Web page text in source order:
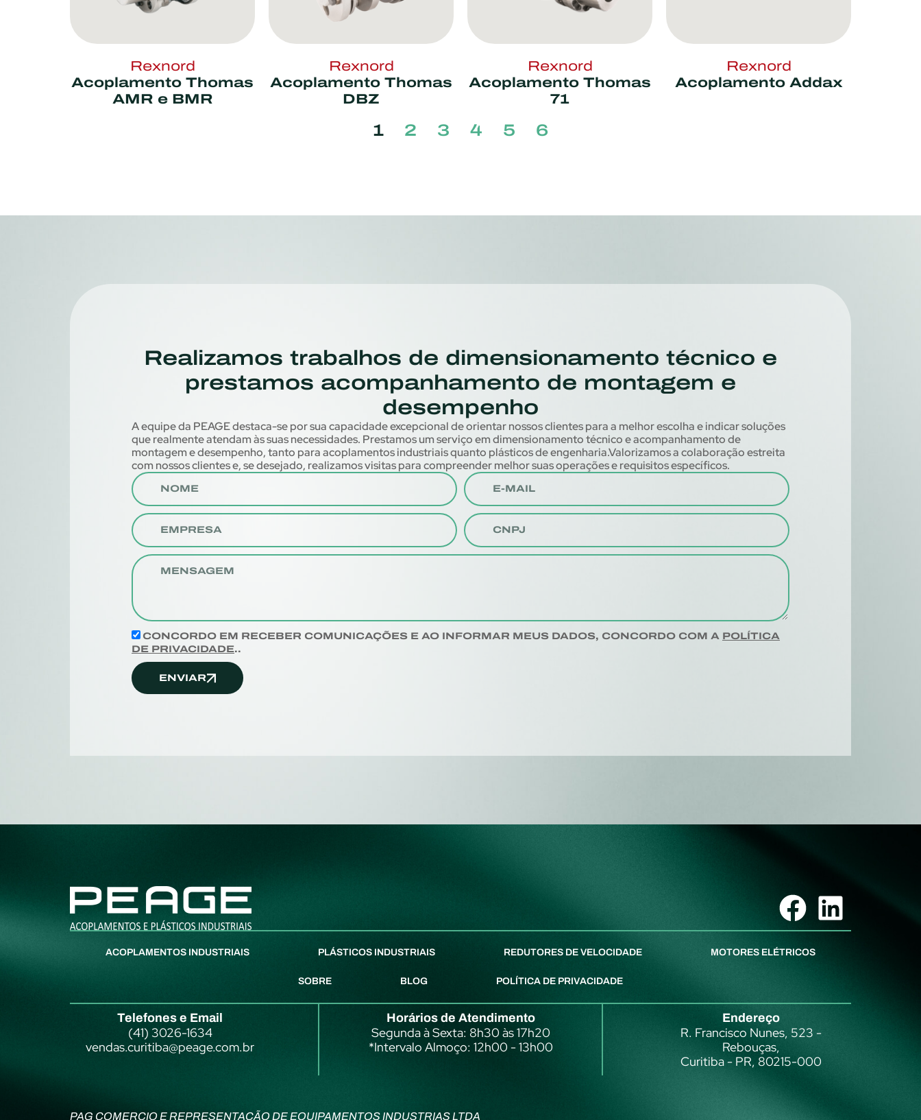
Rexnord
Acoplamento Thomas
AMR e BMR
Rexnord
Acoplamento Thomas
DBZ
Rexnord
Acoplamento Thomas
71
Rexnord
Acoplamento Addax
1 2 3 4 5 6
Realizamos trabalhos de dimensionamento técnico e
prestamos acompanhamento de montagem e
desempenho
A equipe da PEAGE destaca-se por sua capacidade excepcional de orientar nossos clientes para a melhor escolha e indicar soluções
que realmente atendam às suas necessidades. Prestamos um serviço em dimensionamento técnico e acompanhamento de
montagem e desempenho, tanto para acoplamentos industriais quanto plásticos de engenharia.Valorizamos a colaboração estreita
com nossos clientes e, se desejado, realizamos visitas para compreender melhor suas operações e requisitos específicos.
CONCORDO EM RECEBER COMUNICAÇÕES E AO INFORMAR MEUS DADOS, CONCORDO COM A POLÍTICA
DE PRIVACIDADE..
ENVIAR
ACOPLAMENTOS INDUSTRIAIS PLÁSTICOS INDUSTRIAIS REDUTORES DE VELOCIDADE MOTORES ELÉTRICOS
SOBRE BLOG POLÍTICA DE PRIVACIDADE
Telefones e Email
(41) 3026-1634
vendas.curitiba@peage.com.br
Horários de Atendimento
Segunda à Sexta: 8h30 às 17h20
*Intervalo Almoço: 12h00 - 13h00
Endereço
R. Francisco Nunes, 523 -
Rebouças,
Curitiba - PR, 80215-000
PAG COMERCIO E REPRESENTAÇÃO DE EQUIPAMENTOS INDUSTRIAS LTDA